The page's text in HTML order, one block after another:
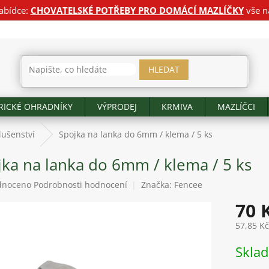
CHOVATELSKÉ POTŘEBY PRO DOMÁCÍ MAZLÍČKYvše
HLEDAT
OHRADNÍKY VÝPRODEJ KRMIVA MAZLÍČCI
Spojka na lanka do 6mm / klema / 5 ks
na lanka do 6mm / klema / 5 ks
Podrobnosti hodnocení Značka: Fencee
70
57,85
cena: